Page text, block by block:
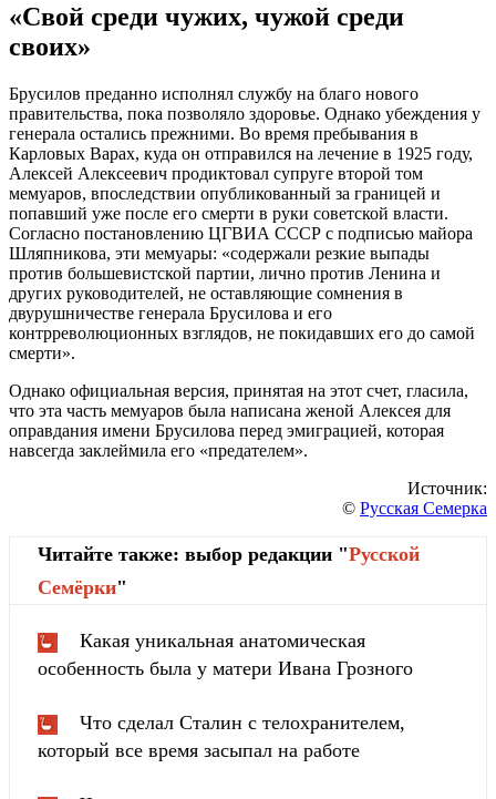
«Свой среди чужих, чужой среди
своих»
Брусилов преданно исполнял службу на благо нового
правительства, пока позволяло здоровье. Однако убеждения у
генерала остались прежними. Во время пребывания в
Карловых Варах, куда он отправился на лечение в 1925 году,
Алексей Алексеевич продиктовал супруге второй том
мемуаров, впоследствии опубликованный за границей и
попавший уже после его смерти в руки советской власти.
Согласно постановлению ЦГВИА СССР с подписью майора
Шляпникова, эти мемуары: «содержали резкие выпады
против большевистской партии, лично против Ленина и
других руководителей, не оставляющие сомнения в
двурушничестве генерала Брусилова и его
контрреволюционных взглядов, не покидавших его до самой
смерти».
Однако официальная версия, принятая на этот счет, гласила,
что эта часть мемуаров была написана женой Алексея для
оправдания имени Брусилова перед эмиграцией, которая
навсегда заклеймила его «предателем».
Источник:
© Русская Семерка
Читайте также: выбор редакции "Русской
Cемёрки"
Какая уникальная анатомическая
особенность была у матери Ивана Грозного
Что сделал Сталин с телохранителем,
который все время засыпал на работе